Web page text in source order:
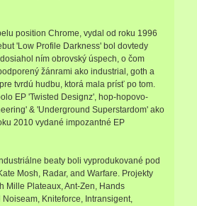
position Chrome, vydal od roku 1996
'Low Profile Darkness' bol dovtedy
ním obrovský úspech, o čom
žánrami ako industrial, goth a
tvrdú hudbu, ktorá mala prísť po tom.
EP 'Twisted Designz', hop-hopovo-
& 'Underground Superstardom' ako
2010 vydané impozantné EP
beaty boli vyprodukované pod
Mosh, Radar, and Warfare. Projekty
Mille Plateaux, Ant-Zen, Hands
Kniteforce, Intransigent,